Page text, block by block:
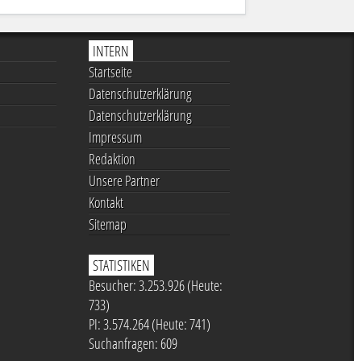
INTERN
Startseite
Datenschutzerklärung
Datenschutzerklärung
Impressum
Redaktion
Unsere Partner
Kontakt
Sitemap
STATISTIKEN
Besucher: 3.253.926 (Heute:
733)
PI: 3.574.264 (Heute: 741)
Suchanfragen: 609